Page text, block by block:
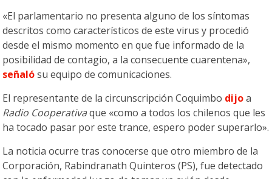
«El parlamentario no presenta alguno de los síntomas
descritos como característicos de este virus y procedió
desde el mismo momento en que fue informado de la
posibilidad de contagio, a la consecuente cuarentena»,
señalósu equipo de comunicaciones.
El representante de la circunscripción Coquimbo dijoa
Radio Cooperativaque «como a todos los chilenos que les
ha tocado pasar por este trance, espero poder superarlo».
La noticia ocurre tras conocerse que otro miembro de la
Corporación, Rabindranath Quinteros (PS), fue detectado